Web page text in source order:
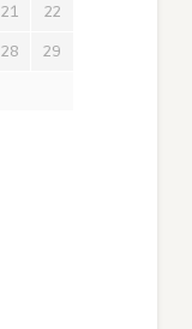
21
22
28
29